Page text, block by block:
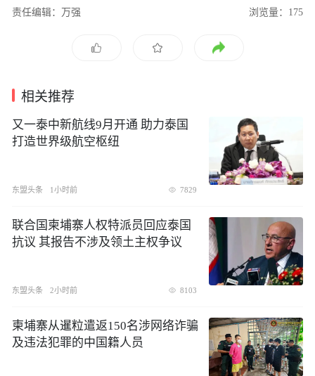
责任编辑：万强 浏览量：175
相关推荐
​又一泰中新航线9月开通 助力泰国
打造世界级航空枢纽
东盟头条 1小时前 7829
联合国柬埔寨人权特派员回应泰国
抗议 其报告不涉及领土主权争议
东盟头条 2小时前 8103
柬埔寨从暹粒遣返150名涉网络诈骗
及违法犯罪的中国籍人员